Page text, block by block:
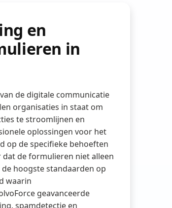
en
in
de digitale communicatie
organisaties in staat om
te stroomlijnen en
oplossingen voor het
op de specifieke behoeften
de formulieren niet alleen
hoogste standaarden op
waarin
geavanceerde
spamdetectie en